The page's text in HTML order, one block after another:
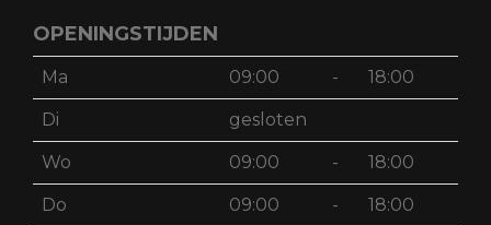
OPENINGSTIJDEN
Ma 09:00 - 18:00
Di gesloten
Wo 09:00 - 18:00
Do 09:00 - 18:00